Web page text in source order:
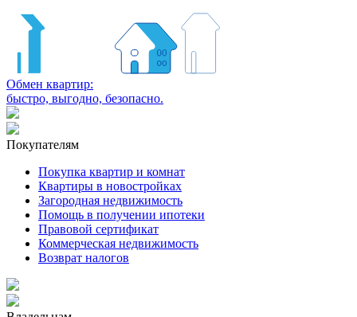
Обмен квартир:
быстро, выгодно, безопасно.
Покупателям
Покупка квартир и комнат
Квартиры в новостройках
Загородная недвижимость
Помощь в получении ипотеки
Правовой сертификат
Коммерческая недвижимость
Возврат налогов